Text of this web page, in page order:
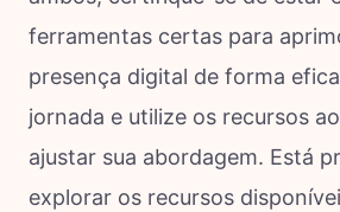
ferramentas certas para
presença digital de forma
jornada e utilize os recursos
ajustar sua abordagem. Está
explorar os recursos